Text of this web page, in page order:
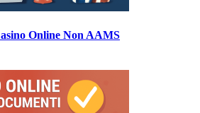
Online Non AAMS